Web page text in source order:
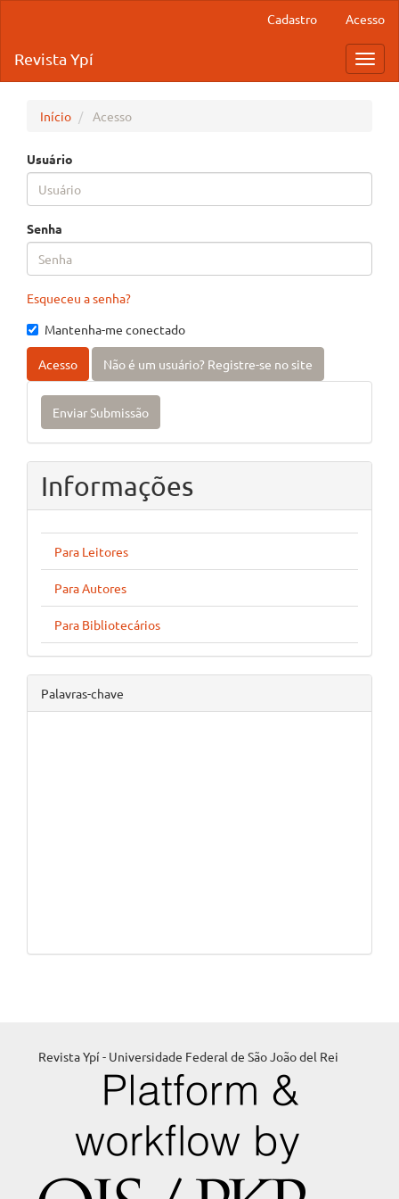
principal
Barra
Cadastro Acesso
Revista Ypí
Início Acesso
Usuário
Senha
Esqueceu a senha?
Mantenha-me conectado
Acesso Não é um usuário? Registre-se no site
Enviar
Submissão
Enviar Submissão
Informações
Para Leitores
Para Autores
Para Bibliotecários
Palavras-chave
Revista Ypí - Universidade Federal de São João del Rei